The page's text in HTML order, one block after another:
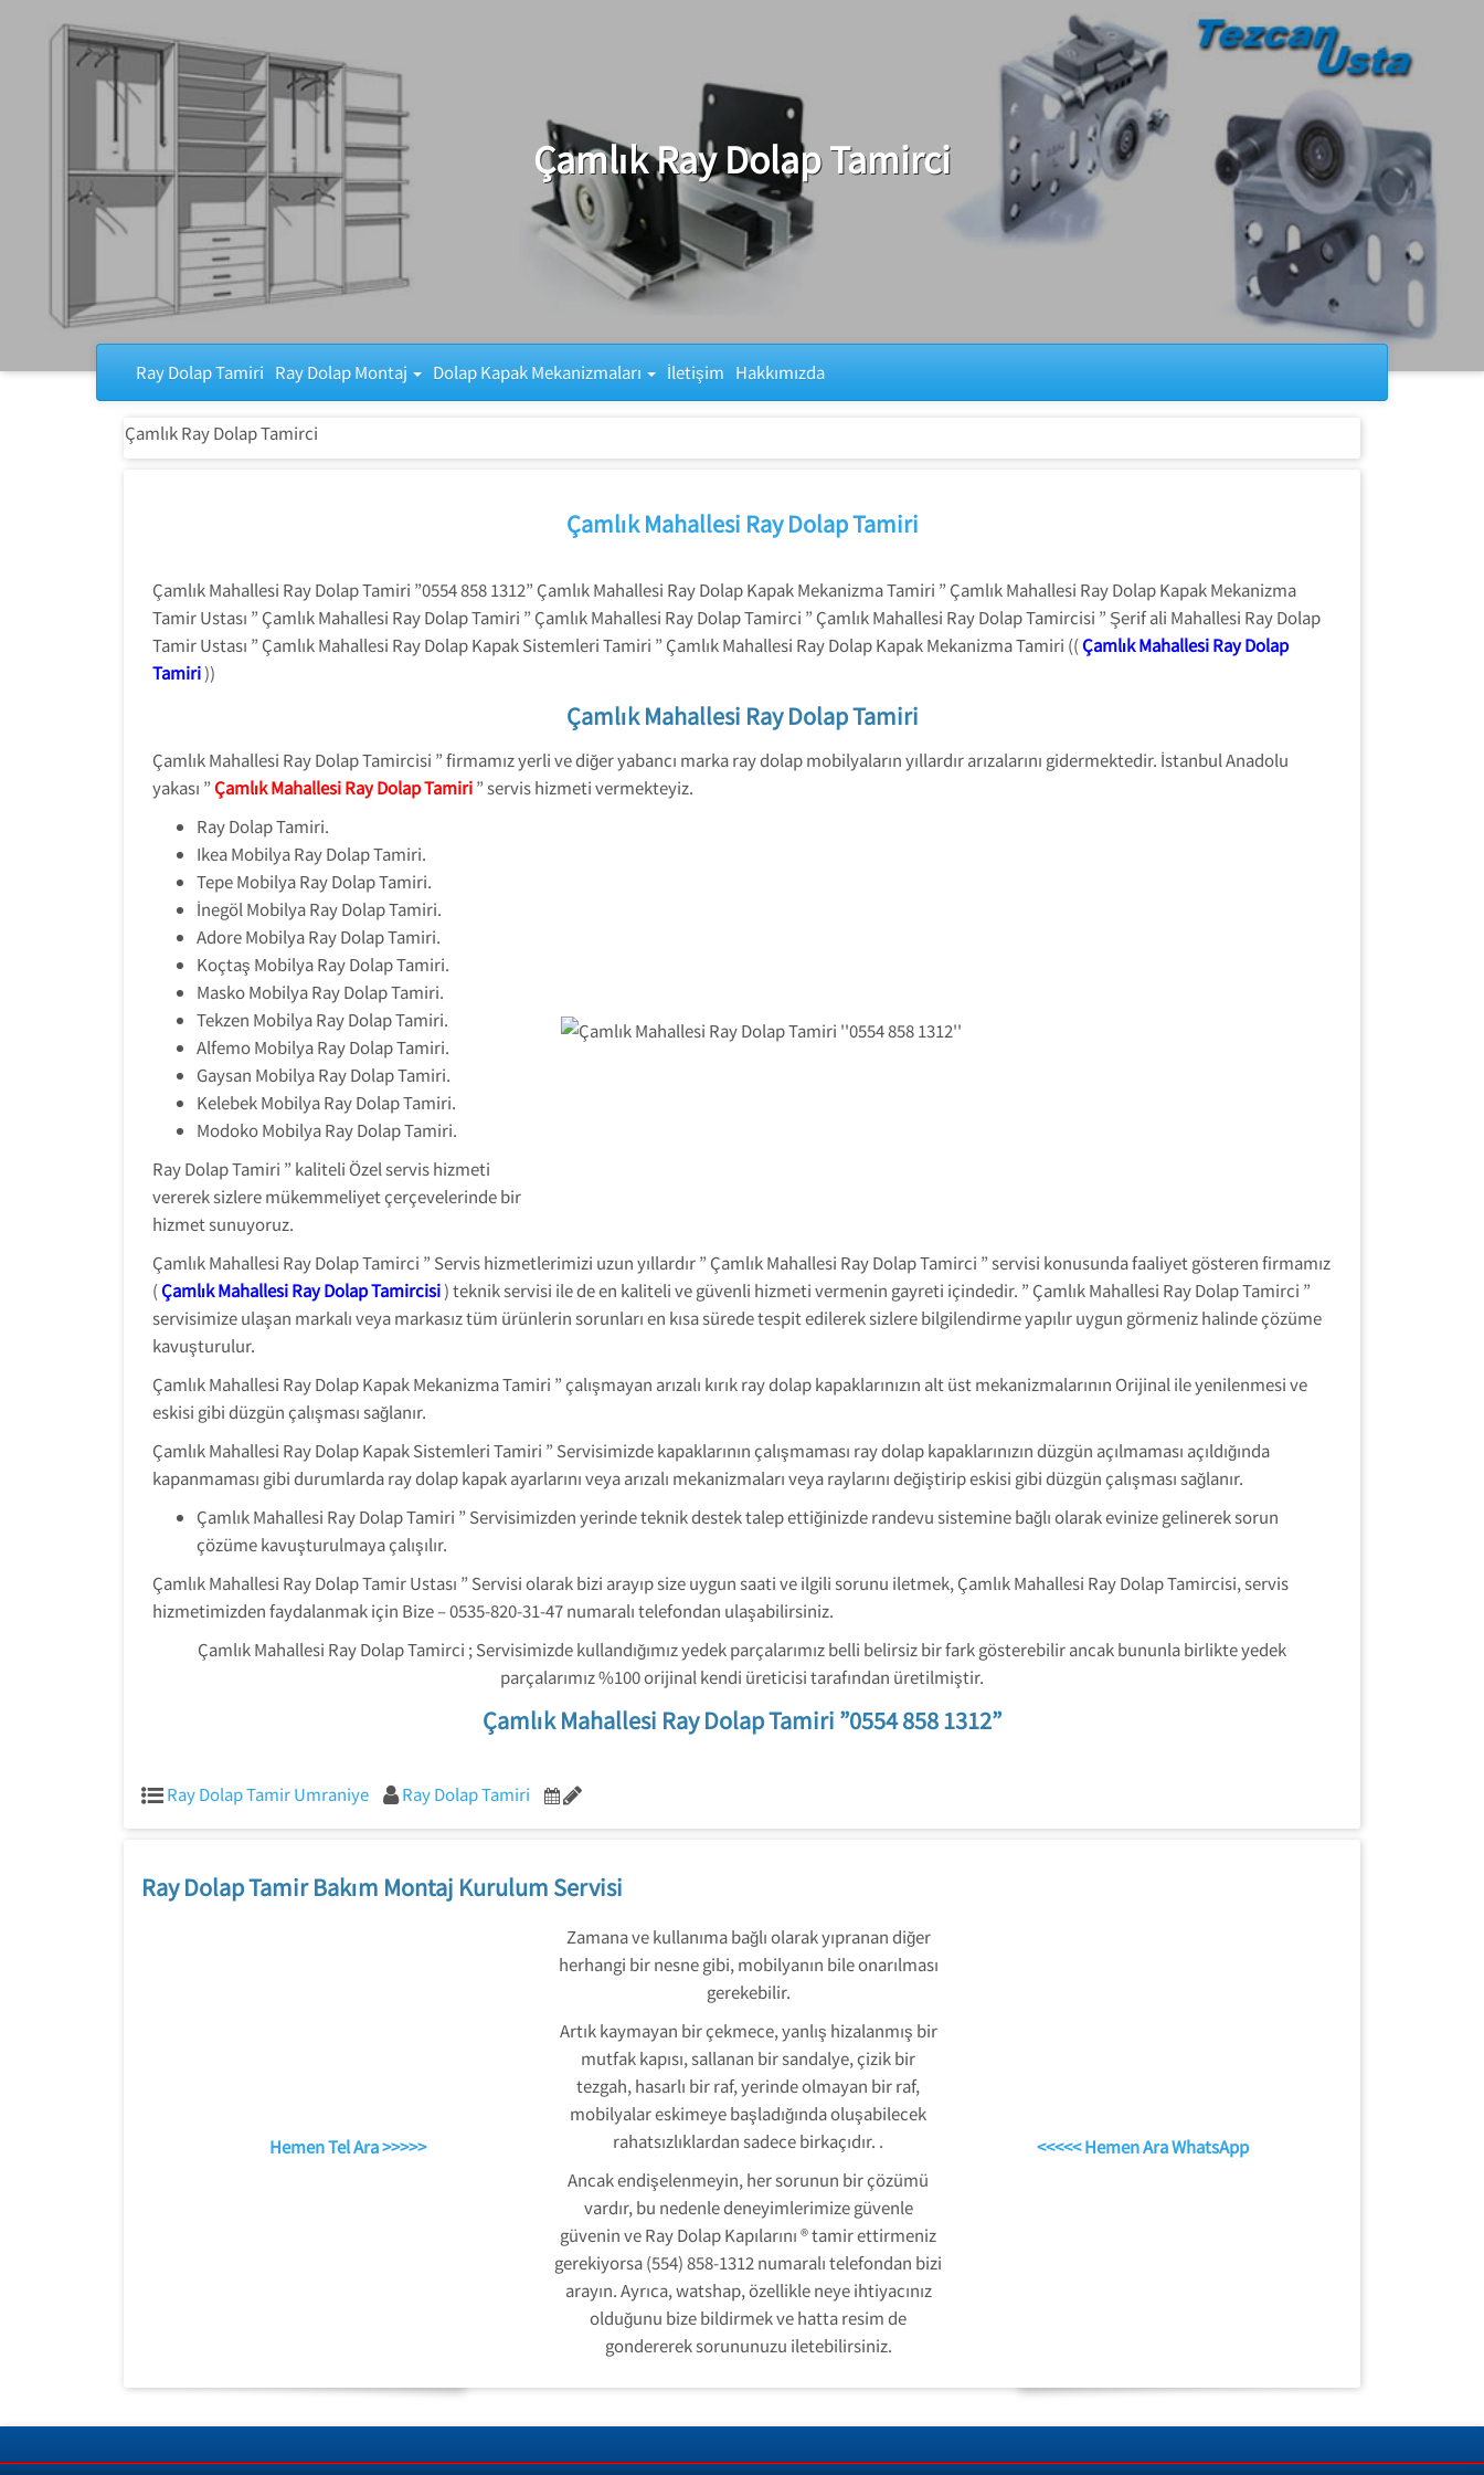
Çamlık Ray Dolap Tamirci
Ray Dolap Tamiri Ray Dolap Montaj Dolap Kapak Mekanizmaları İletişim Hakkımızda
Çamlık Ray Dolap Tamirci
Çamlık Mahallesi Ray Dolap Tamiri
Çamlık Mahallesi Ray Dolap Tamiri ”0554 858 1312” Çamlık Mahallesi Ray Dolap Kapak Mekanizma Tamiri ” Çamlık Mahallesi Ray Dolap Kapak Mekanizma
Tamir Ustası ” Çamlık Mahallesi Ray Dolap Tamiri ” Çamlık Mahallesi Ray Dolap Tamirci ” Çamlık Mahallesi Ray Dolap Tamircisi ” Şerif ali Mahallesi Ray Dolap
Tamir Ustası ” Çamlık Mahallesi Ray Dolap Kapak Sistemleri Tamiri ” Çamlık Mahallesi Ray Dolap Kapak Mekanizma Tamiri ((Çamlık Mahallesi Ray Dolap
Tamiri))
Çamlık Mahallesi Ray Dolap Tamiri
Çamlık Mahallesi Ray Dolap Tamircisi ” firmamız yerli ve diğer yabancı marka ray dolap mobilyaların yıllardır arızalarını gidermektedir. İstanbul Anadolu
yakası ”Çamlık Mahallesi Ray Dolap Tamiri” servis hizmeti vermekteyiz.
Ray Dolap Tamiri.
Ikea Mobilya Ray Dolap Tamiri.
Tepe Mobilya Ray Dolap Tamiri.
İnegöl Mobilya Ray Dolap Tamiri.
Adore Mobilya Ray Dolap Tamiri.
Koçtaş Mobilya Ray Dolap Tamiri.
Masko Mobilya Ray Dolap Tamiri.
Tekzen Mobilya Ray Dolap Tamiri.
Alfemo Mobilya Ray Dolap Tamiri.
Gaysan Mobilya Ray Dolap Tamiri.
Kelebek Mobilya Ray Dolap Tamiri.
Modoko Mobilya Ray Dolap Tamiri.
Ray Dolap Tamiri ” kaliteli Özel servis hizmeti
vererek sizlere mükemmeliyet çerçevelerinde bir
hizmet sunuyoruz.
Çamlık Mahallesi Ray Dolap Tamirci ” Servis hizmetlerimizi uzun yıllardır ” Çamlık Mahallesi Ray Dolap Tamirci ” servisi konusunda faaliyet gösteren firmamız
(Çamlık Mahallesi Ray Dolap Tamircisi) teknik servisi ile de en kaliteli ve güvenli hizmeti vermenin gayreti içindedir. ” Çamlık Mahallesi Ray Dolap Tamirci ”
servisimize ulaşan markalı veya markasız tüm ürünlerin sorunları en kısa sürede tespit edilerek sizlere bilgilendirme yapılır uygun görmeniz halinde çözüme
kavuşturulur.
Çamlık Mahallesi Ray Dolap Kapak Mekanizma Tamiri ” çalışmayan arızalı kırık ray dolap kapaklarınızın alt üst mekanizmalarının Orijinal ile yenilenmesi ve
eskisi gibi düzgün çalışması sağlanır.
Çamlık Mahallesi Ray Dolap Kapak Sistemleri Tamiri ” Servisimizde kapaklarının çalışmaması ray dolap kapaklarınızın düzgün açılmaması açıldığında
kapanmaması gibi durumlarda ray dolap kapak ayarlarını veya arızalı mekanizmaları veya raylarını değiştirip eskisi gibi düzgün çalışması sağlanır.
Çamlık Mahallesi Ray Dolap Tamiri ” Servisimizden yerinde teknik destek talep ettiğinizde randevu sistemine bağlı olarak evinize gelinerek sorun
çözüme kavuşturulmaya çalışılır.
Çamlık Mahallesi Ray Dolap Tamir Ustası ” Servisi olarak bizi arayıp size uygun saati ve ilgili sorunu iletmek, Çamlık Mahallesi Ray Dolap Tamircisi, servis
hizmetimizden faydalanmak için Bize – 0535-820-31-47 numaralı telefondan ulaşabilirsiniz.
Çamlık Mahallesi Ray Dolap Tamirci ; Servisimizde kullandığımız yedek parçalarımız belli belirsiz bir fark gösterebilir ancak bununla birlikte yedek
parçalarımız %100 orijinal kendi üreticisi tarafından üretilmiştir.
Çamlık Mahallesi Ray Dolap Tamiri ”0554 858 1312”
Ray Dolap Tamir Umraniye Ray Dolap Tamiri
Ray Dolap Tamir Bakım Montaj Kurulum Servisi
Hemen Tel Ara >>>>>
Zamana ve kullanıma bağlı olarak yıpranan diğer
herhangi bir nesne gibi, mobilyanın bile onarılması
gerekebilir.
Artık kaymayan bir çekmece, yanlış hizalanmış bir
mutfak kapısı, sallanan bir sandalye, çizik bir
tezgah, hasarlı bir raf, yerinde olmayan bir raf,
mobilyalar eskimeye başladığında oluşabilecek
rahatsızlıklardan sadece birkaçıdır. .
Ancak endişelenmeyin, her sorunun bir çözümü
vardır, bu nedenle deneyimlerimize güvenle
güvenin ve Ray Dolap Kapılarını ® tamir ettirmeniz
gerekiyorsa (554) 858-1312 numaralı telefondan bizi
arayın. Ayrıca, watshap, özellikle neye ihtiyacınız
olduğunu bize bildirmek ve hatta resim de
gondererek sorununuzu iletebilirsiniz.
<<<<< Hemen Ara WhatsApp